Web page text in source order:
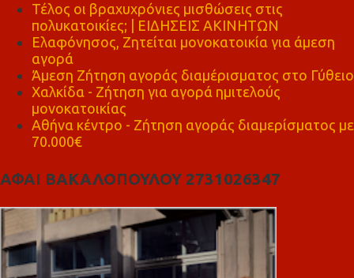
Τέλος οι βραχυχρόνιες μισθώσεις στις
πολυκατοικίες; | ΕΙΔΗΣΕΙΣ ΑΚΙΝΗΤΩΝ
Ελαφόνησος, Ζητείται μονοκατοικία για άμεση
αγορά
Άμεση Ζήτηση αγοράς διαμέρισματος στο Γύθειο
Χαλκίδα - Ζήτηση για αγορά ημιτελούς
μονοκατοικίας
Αθήνα κέντρο - Ζήτηση αγοράς διαμερίσματος με
70.000€
ΑΦΑΙ ΒΑΚΑΛΟΠΟΥΛΟΥ 2731026347